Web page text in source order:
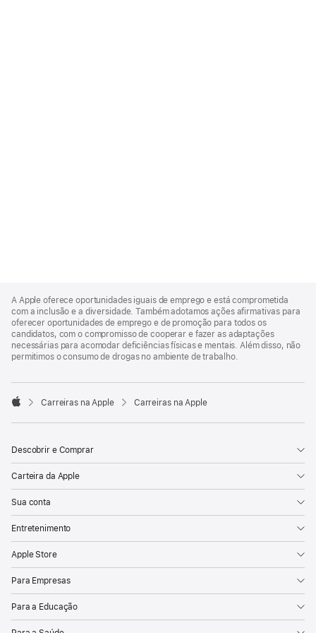
Footer
A Apple oferece oportunidades iguais de emprego e está comprometida
com a inclusão e a diversidade. Também adotamos ações afirmativas para
oferecer oportunidades de emprego e de promoção para todos os
candidatos, com o compromisso de cooperar e fazer as adaptações
necessárias para acomodar deficiências físicas e mentais. Além disso, não
permitimos o consumo de drogas no ambiente de trabalho.

Carreiras na Apple Carreiras na Apple
Descobrir e Comprar
Carteira da Apple
Sua conta
Entretenimento
Apple Store
Para Empresas
Para a Educação